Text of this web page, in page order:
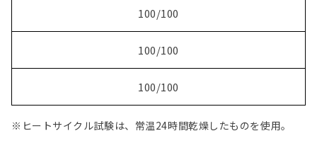
100/100
100/100
100/100
※ヒートサイクル試験は、常温24時間乾燥したものを使用。